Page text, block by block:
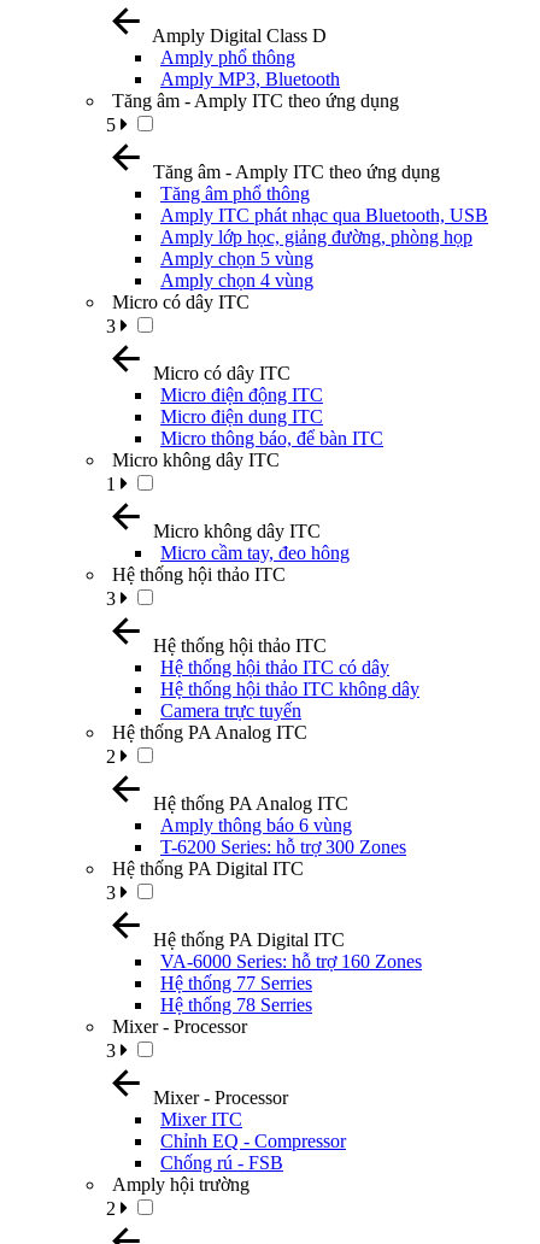
Amply Digital Class D
Amply phổ thông
Amply MP3, Bluetooth
Tăng âm - Amply ITC theo ứng dụng
5
Tăng âm - Amply ITC theo ứng dụng
Tăng âm phổ thông
Amply ITC phát nhạc qua Bluetooth, USB
Amply lớp học, giảng đường, phòng họp
Amply chọn 5 vùng
Amply chọn 4 vùng
Micro có dây ITC
3
Micro có dây ITC
Micro điện động ITC
Micro điện dung ITC
Micro thông báo, để bàn ITC
Micro không dây ITC
1
Micro không dây ITC
Micro cầm tay, đeo hông
Hệ thống hội thảo ITC
3
Hệ thống hội thảo ITC
Hệ thống hội thảo ITC có dây
Hệ thống hội thảo ITC không dây
Camera trực tuyến
Hệ thống PA Analog ITC
2
Hệ thống PA Analog ITC
Amply thông báo 6 vùng
T-6200 Series: hỗ trợ 300 Zones
Hệ thống PA Digital ITC
3
Hệ thống PA Digital ITC
VA-6000 Series: hỗ trợ 160 Zones
Hệ thống 77 Serries
Hệ thống 78 Serries
Mixer - Processor
3
Mixer - Processor
Mixer ITC
Chỉnh EQ - Compressor
Chống rú - FSB
Amply hội trường
2